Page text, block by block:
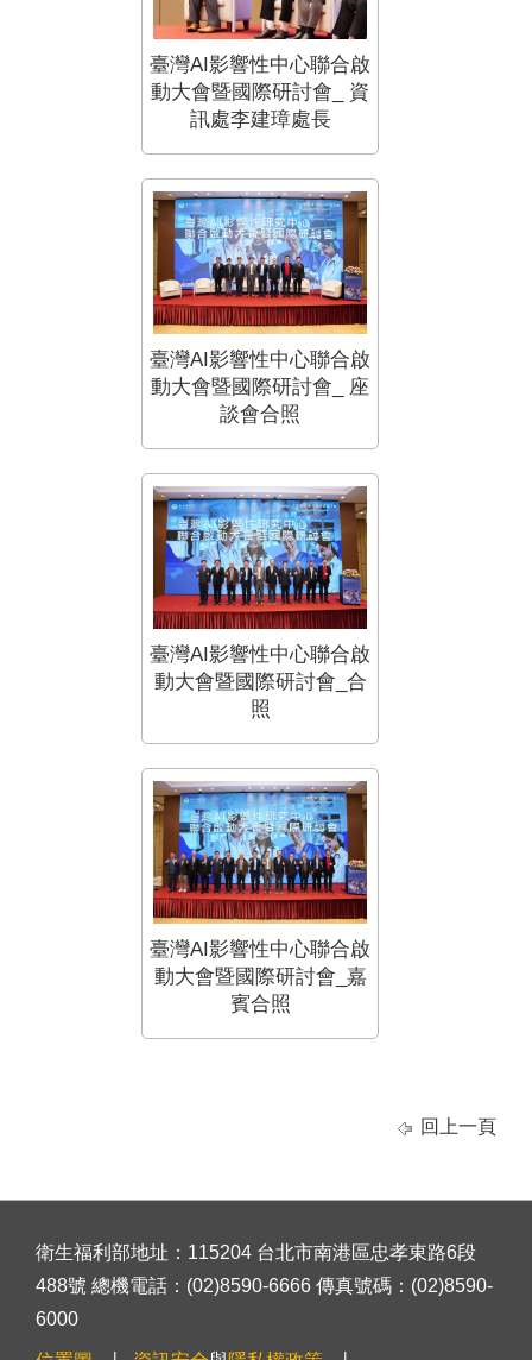
臺灣AI影響性中心聯合啟
動大會暨國際研討會_ 資
訊處李建璋處長
臺灣AI影響性中心聯合啟
動大會暨國際研討會_ 座
談會合照
臺灣AI影響性中心聯合啟
動大會暨國際研討會_合
照
臺灣AI影響性中心聯合啟
動大會暨國際研討會_嘉
賓合照
回上一頁
衛生福利部地址：115204 台北市南港區忠孝東路6段
488號 總機電話：(02)8590-6666 傳真號碼：(02)8590-
6000